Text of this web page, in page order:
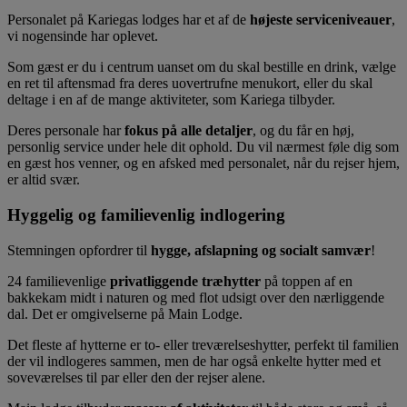
Personalet på Kariegas lodges har et af de højeste serviceniveauer,
vi nogensinde har oplevet.
Som gæst er du i centrum uanset om du skal bestille en drink, vælge
en ret til aftensmad fra deres uovertrufne menukort, eller du skal
deltage i en af de mange aktiviteter, som Kariega tilbyder.
Deres personale harfokus på alle detaljer, og du får en høj,
personlig service under hele dit ophold. Du vil nærmest føle dig som
en gæst hos venner, og en afsked med personalet, når du rejser hjem,
er altid svær.
Hyggelig og familievenlig indlogering
Stemningen opfordrer til hygge, afslapning og socialt samvær!
24 familievenlige privatliggende træhytter på toppen af en
bakkekam midt i naturen og med flot udsigt over den nærliggende
dal. Det er omgivelserne på Main Lodge.
Det fleste af hytterne er to- eller treværelseshytter, perfekt til familien
der vil indlogeres sammen, men de har også enkelte hytter med et
soveværelses til par eller den der rejser alene.